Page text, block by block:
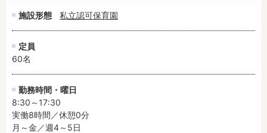
施設形態 私立認可保育園
定員
60名
勤務時間・曜日
8:30～17:30
実働8時間／休憩0分
月～金／週4～5日